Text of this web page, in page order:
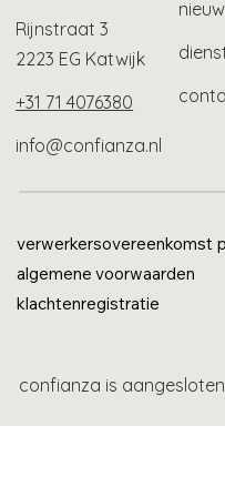
Rijnstraat 3
2223 EG Katwijk
+31 71 4076380
info@confianza.nl
verwerkersovereenkomst
algemene voorwaarden
klachtenregistratie
confianza is